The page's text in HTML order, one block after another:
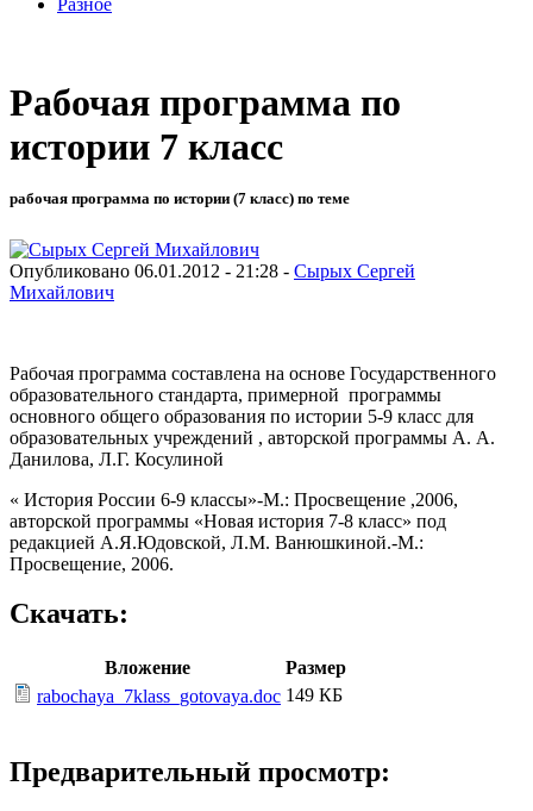
Рабочая программа по
истории 7 класс
рабочая программа по истории (7 класс) по теме
Опубликовано 06.01.2012 - 21:28 - Сырых Сергей
Михайлович
Рабочая программа составлена на основе Государственного
образовательного стандарта, примерной программы
основного общего образования по истории 5-9 класс для
образовательных учреждений , авторской программы А. А.
Данилова, Л.Г. Косулиной
« История России 6-9 классы»-М.: Просвещение ,2006,
авторской программы «Новая история 7-8 класс» под
редакцией А.Я.Юдовской, Л.М. Ванюшкиной.-М.:
Просвещение, 2006.
Скачать:
Вложение
Размер
rabochaya_7klass_gotovaya.doc 149 КБ
Предварительный просмотр: